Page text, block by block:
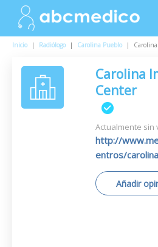
Inicio | Radiólogo | Carolina Pueblo |
Carolina
Center
Actualmente sin
http://
entros/
Añadir